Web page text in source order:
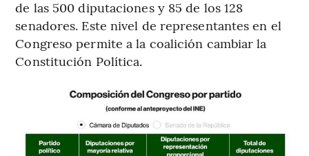
de las 500 diputaciones y 85 de los 128
senadores. Este nivel de representantes en el
Congreso permite a la coalición cambiar la
Constitución Política.